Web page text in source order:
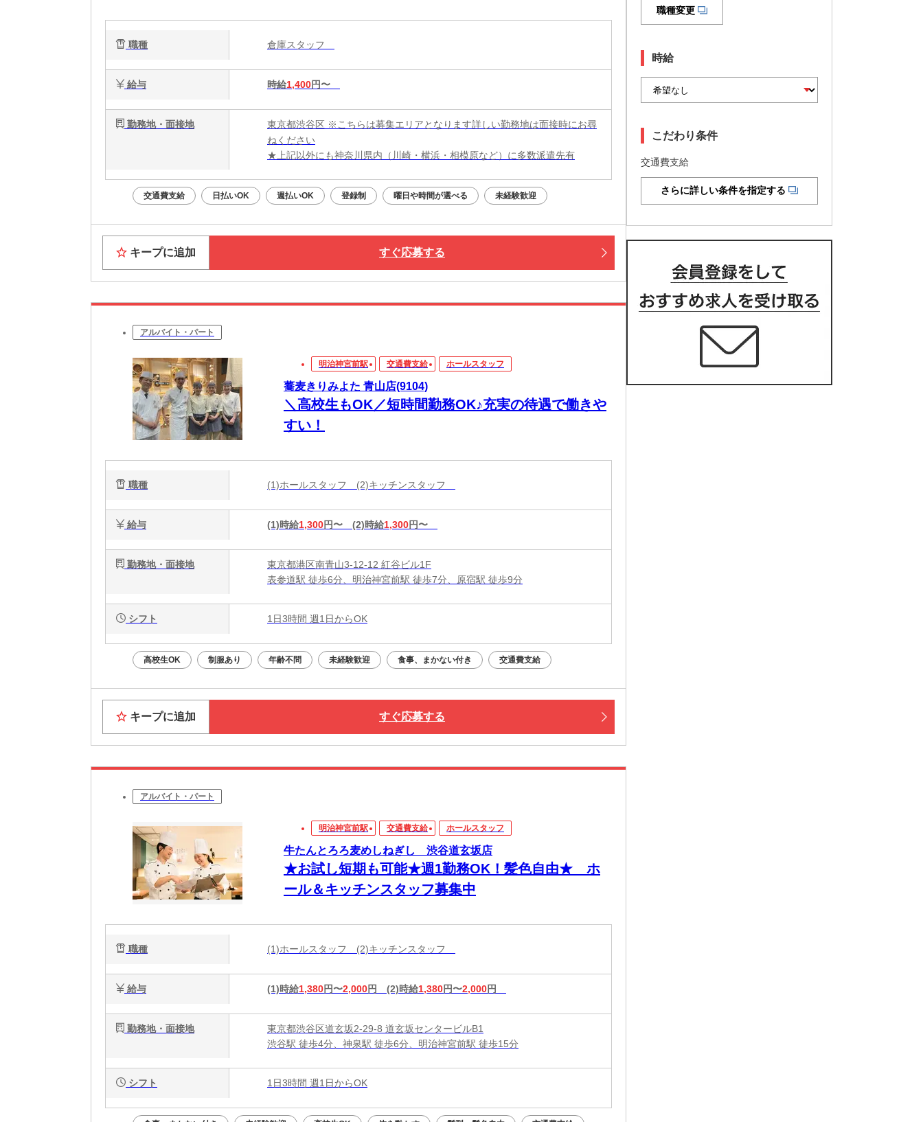
職種 倉庫スタッフ
給与 時給1,400円〜
勤務地・面接地
東京都渋谷区 ※こちらは募集エリアとなります詳しい勤務地は面接時にお尋
ねください
★上記以外にも神奈川県内（川崎・横浜・相模原など）に多数派遣先有
交通費支給 日払いOK 週払いOK 登録制 曜日や時間が選べる 未経験歓迎
キープに追加 すぐ応募する
アルバイト・パート
明治神宮前駅 交通費支給 ホールスタッフ
蕎麦きりみよた 青山店(9104)
＼高校生もOK／短時間勤務OK♪充実の待遇で働きや
すい！
職種 (1)ホールスタッフ (2)キッチンスタッフ
給与 (1)時給1,300円〜 (2)時給1,300円〜
勤務地・面接地
東京都港区南青山3-12-12 紅谷ビル1F
表参道駅 徒歩6分、明治神宮前駅 徒歩7分、原宿駅 徒歩9分
シフト 1日3時間 週1日からOK
高校生OK 制服あり 年齢不問 未経験歓迎 食事、まかない付き 交通費支給
キープに追加 すぐ応募する
アルバイト・パート
明治神宮前駅 交通費支給 ホールスタッフ
牛たんとろろ麦めしねぎし 渋谷道玄坂店
★お試し短期も可能★週1勤務OK！髪色自由★ ホ
ール＆キッチンスタッフ募集中
職種 (1)ホールスタッフ (2)キッチンスタッフ
給与 (1)時給1,380円〜2,000円 (2)時給1,380円〜2,000円
勤務地・面接地
東京都渋谷区道玄坂2-29-8 道玄坂センタービルB1
渋谷駅 徒歩4分、神泉駅 徒歩6分、明治神宮前駅 徒歩15分
シフト 1日3時間 週1日からOK
職種変更
時給
こだわり条件
交通費支給
さらに詳しい条件を指定する